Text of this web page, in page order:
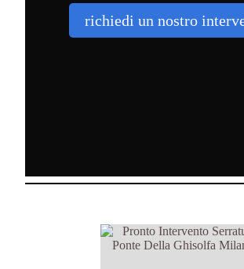
richiedi un nostro